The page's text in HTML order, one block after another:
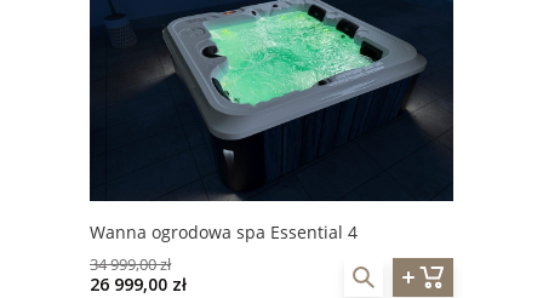
Wanna ogrodowa spa Essential 4
34 999,00 zł
26 999,00 zł